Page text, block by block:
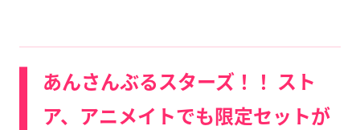
あんさんぶるスターズ！！ スト
ア、アニメイトでも限定セットが